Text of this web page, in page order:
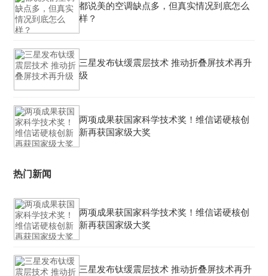
都说美的空调缺点多，但真实情况到底怎么
样？
三星发布钛缓震层技术 推动折叠屏技术再升
级
两项成果获国家科学技术奖！维信诺硬核创
新再获国家级大奖
热门新闻
两项成果获国家科学技术奖！维信诺硬核创
新再获国家级大奖
三星发布钛缓震层技术 推动折叠屏技术再升